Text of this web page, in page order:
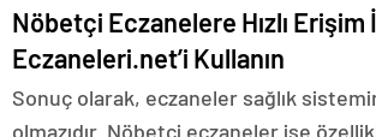
Nöbetçi Eczanelere Hızlı Erişim
Eczaneleri.net’i Kullanın
Sonuç olarak, eczaneler sağlık
olmazıdır. Nöbetçi eczaneler ise